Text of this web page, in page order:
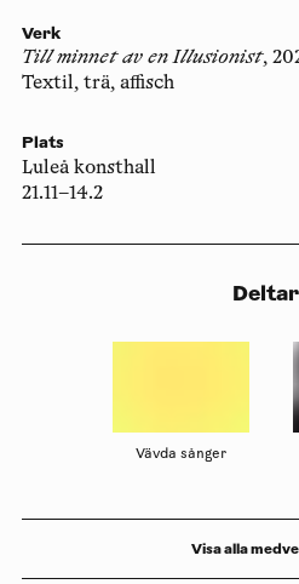
Verk
Till minnet av en Illusionist,
Textil, trä, affisch
Plats
Luleå konsthall
21.11–14.2
Vävda sånger
Visa alla